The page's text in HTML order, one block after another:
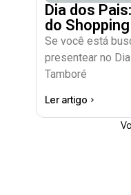
Dia dos
do
Se você está
presentear no
Tamboré
Ler artigo